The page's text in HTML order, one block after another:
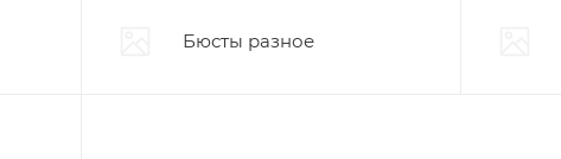
Бюсты разное